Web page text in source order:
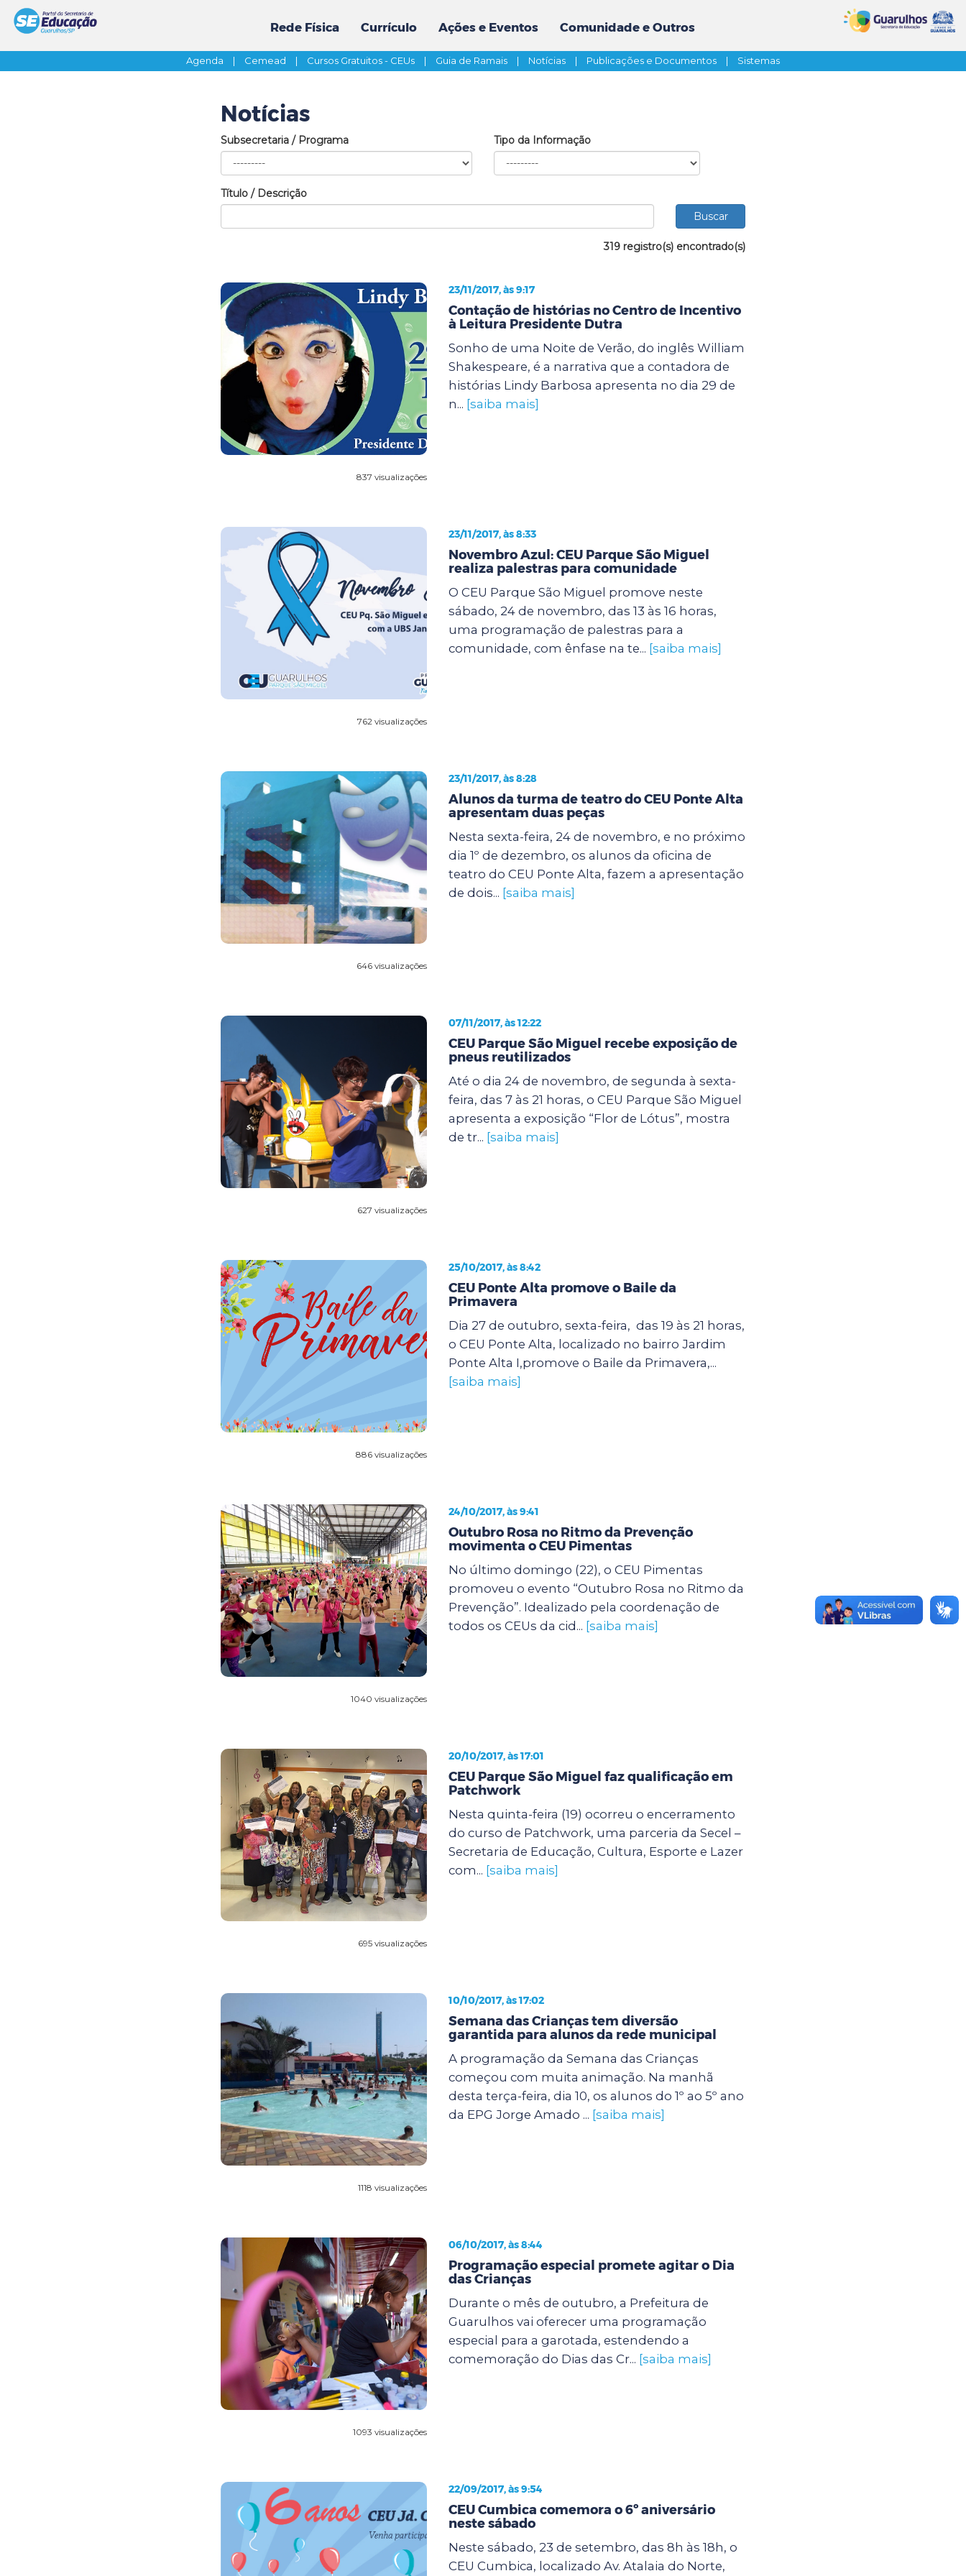
Rede Física Currículo Ações e Eventos Comunidade e Outros
Agenda | Cemead | Cursos Gratuitos - CEUs | Guia de Ramais | Notícias | Publicações e Documentos | Sistemas
Notícias
Subsecretaria / Programa Tipo da Informação
Título / Descrição
319 registro(s) encontrado(s)
837 visualizações
23/11/2017, às 9:17
Contação de histórias no Centro de Incentivo
à Leitura Presidente Dutra
Sonho de uma Noite de Verão, do inglês William
Shakespeare, é a narrativa que a contadora de
histórias Lindy Barbosa apresenta no dia 29 de
n... [saiba mais]
762 visualizações
23/11/2017, às 8:33
Novembro Azul: CEU Parque São Miguel
realiza palestras para comunidade
O CEU Parque São Miguel promove neste
sábado, 24 de novembro, das 13 às 16 horas,
uma programação de palestras para a
comunidade, com ênfase na te... [saiba mais]
646 visualizações
23/11/2017, às 8:28
Alunos da turma de teatro do CEU Ponte Alta
apresentam duas peças
Nesta sexta-feira, 24 de novembro, e no próximo
dia 1º de dezembro, os alunos da oficina de
teatro do CEU Ponte Alta, fazem a apresentação
de dois... [saiba mais]
627 visualizações
07/11/2017, às 12:22
CEU Parque São Miguel recebe exposição de
pneus reutilizados
Até o dia 24 de novembro, de segunda à sexta-
feira, das 7 às 21 horas, o CEU Parque São Miguel
apresenta a exposição “Flor de Lótus”, mostra
de tr... [saiba mais]
886 visualizações
25/10/2017, às 8:42
CEU Ponte Alta promove o Baile da
Primavera
Dia 27 de outubro, sexta-feira, das 19 às 21 horas,
o CEU Ponte Alta, localizado no bairro Jardim
Ponte Alta I,promove o Baile da Primavera,...
[saiba mais]
1040 visualizações
24/10/2017, às 9:41
Outubro Rosa no Ritmo da Prevenção
movimenta o CEU Pimentas
No último domingo (22), o CEU Pimentas
promoveu o evento “Outubro Rosa no Ritmo da
Prevenção”. Idealizado pela coordenação de
todos os CEUs da cid... [saiba mais]
695 visualizações
20/10/2017, às 17:01
CEU Parque São Miguel faz qualificação em
Patchwork
Nesta quinta-feira (19) ocorreu o encerramento
do curso de Patchwork, uma parceria da Secel –
Secretaria de Educação, Cultura, Esporte e Lazer
com... [saiba mais]
1118 visualizações
10/10/2017, às 17:02
Semana das Crianças tem diversão
garantida para alunos da rede municipal
A programação da Semana das Crianças
começou com muita animação. Na manhã
desta terça-feira, dia 10, os alunos do 1º ao 5º ano
da EPG Jorge Amado ... [saiba mais]
1093 visualizações
06/10/2017, às 8:44
Programação especial promete agitar o Dia
das Crianças
Durante o mês de outubro, a Prefeitura de
Guarulhos vai oferecer uma programação
especial para a garotada, estendendo a
comemoração do Dias das Cr... [saiba mais]
22/09/2017, às 9:54
CEU Cumbica comemora o 6º aniversário
neste sábado
Neste sábado, 23 de setembro, das 8h às 18h, o
CEU Cumbica, localizado Av. Atalaia do Norte,